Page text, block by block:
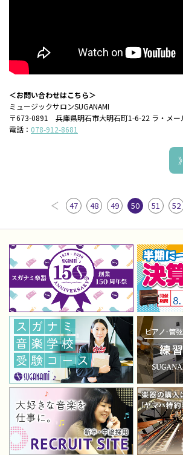
＜お問い合わせはこちら＞
ミュージックサロンSUGANAMI
〒673-0891 兵庫県明石市大明石町1-6-22 ラ・メー
電話： 078-912-8681
47 48 49 50 51 52